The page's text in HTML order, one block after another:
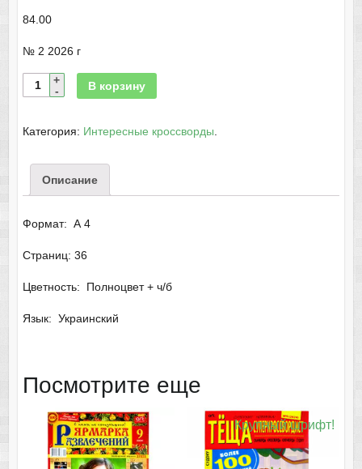
84.00
№ 2 2026 г
В корзину
Категория: Интересные кроссворды
Описание
Формат: А 4
Страниц: 36
Цветность: Полноцвет + ч/б
Язык: Украинский
Посмотрите еще
Крупный шрифт!